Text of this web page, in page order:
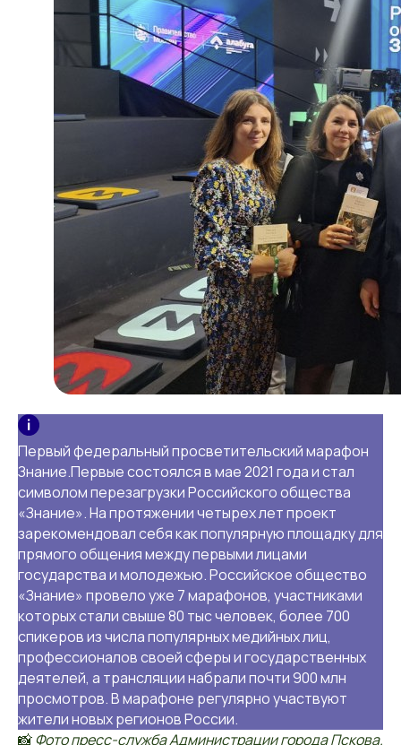
Первый федеральный просветительский марафон
Знание.Первые состоялся в мае 2021 года и стал
символом перезагрузки Российского общества
«Знание». На протяжении четырех лет проект
зарекомендовал себя как популярную площадку для
прямого общения между первыми лицами
государства и молодежью. Российское общество
«Знание» провело уже 7 марафонов, участниками
которых стали свыше 80 тыс человек, более 700
спикеров из числа популярных медийных лиц,
профессионалов своей сферы и государственных
деятелей, а трансляции набрали почти 900 млн
просмотров. В марафоне регулярно участвуют
жители новых регионов России.
📸Фото пресс-служба Администрации города Пскова.